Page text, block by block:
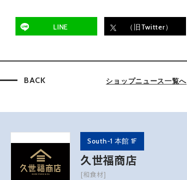
LINE （旧Twitter）
BACK ショップニュース一覧へ
South-1 本館 1F
久世福商店
[和食材]